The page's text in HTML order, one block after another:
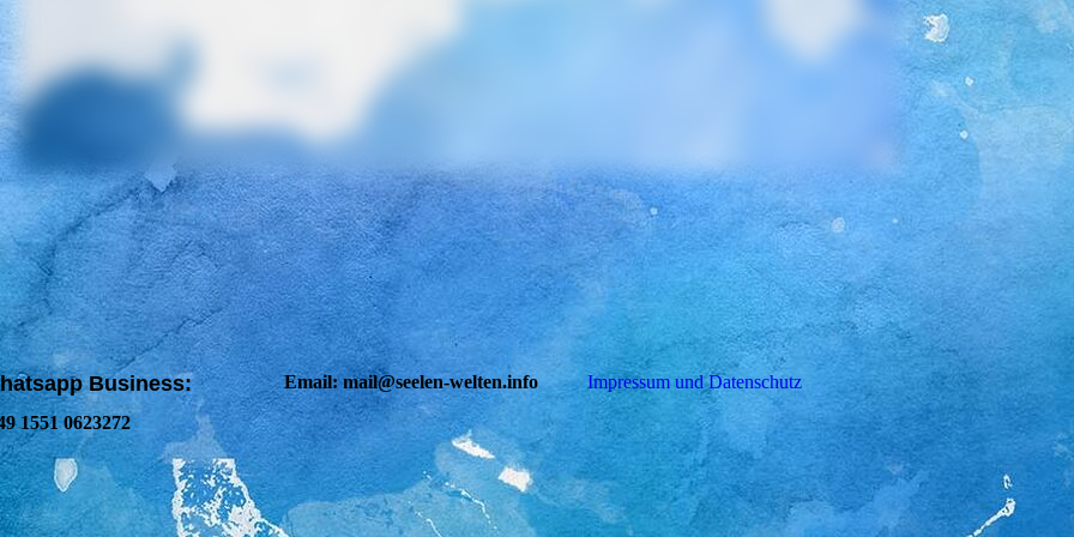
Business:
1551 0623272
Email: mail@seelen-welten.info Impressum und Datenschutz